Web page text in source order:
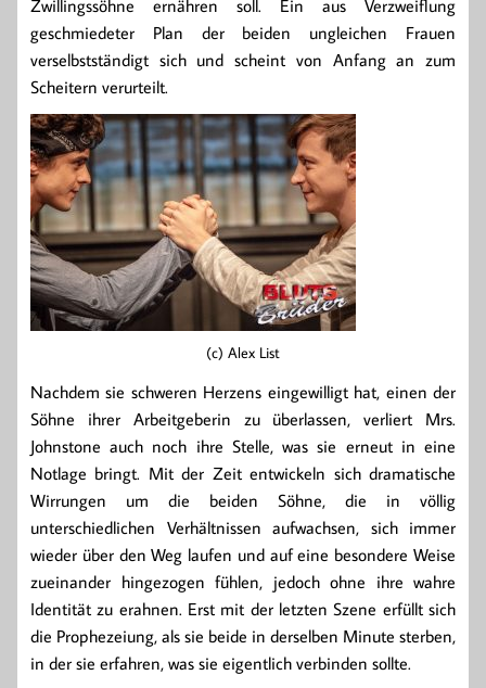
Zwillingssöhne ernähren soll. Ein aus Verzweiflung
geschmiedeter Plan der beiden ungleichen Frauen
verselbstständigt sich und scheint von Anfang an zum
Scheitern verurteilt.
(c) Alex List
Nachdem sie schweren Herzens eingewilligt hat, einen der
Söhne ihrer Arbeitgeberin zu überlassen, verliert Mrs.
Johnstone auch noch ihre Stelle, was sie erneut in eine
Notlage bringt. Mit der Zeit entwickeln sich dramatische
Wirrungen um die beiden Söhne, die in völlig
unterschiedlichen Verhältnissen aufwachsen, sich immer
wieder über den Weg laufen und auf eine besondere Weise
zueinander hingezogen fühlen, jedoch ohne ihre wahre
Identität zu erahnen. Erst mit der letzten Szene erfüllt sich
die Prophezeiung, als sie beide in derselben Minute sterben,
in der sie erfahren, was sie eigentlich verbinden sollte.